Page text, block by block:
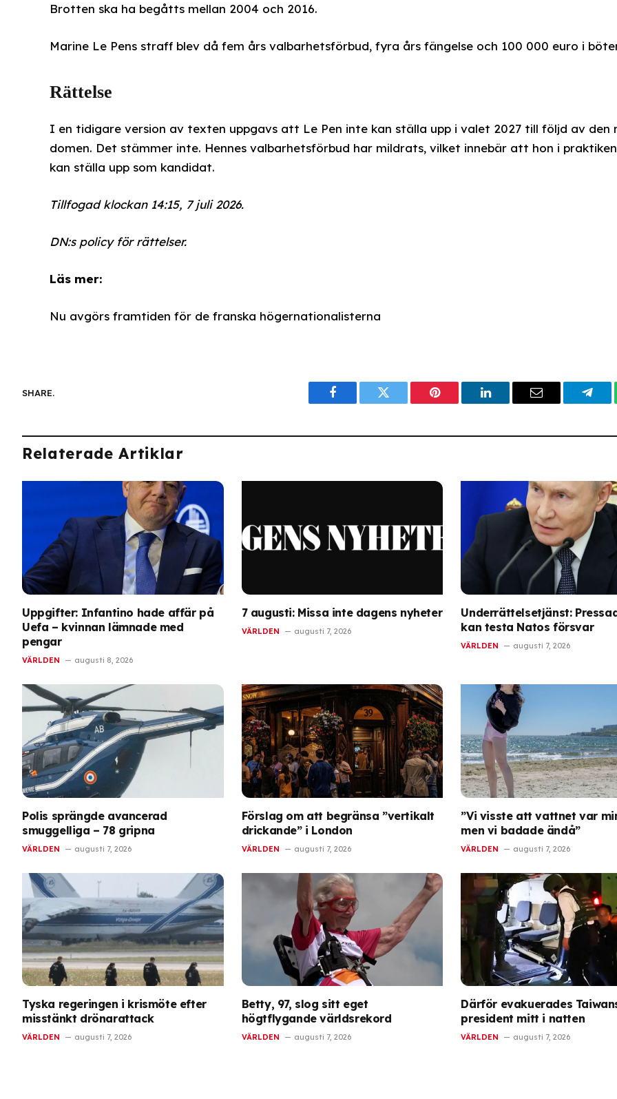
Brotten ska ha begåtts mellan 2004 och 2016.
Marine Le Pens straff blev då fem års valbarhetsförbud, fyra års fängelse och 100 000 euro i
Rättelse
I en tidigare version av texten uppgavs att Le Pen inte kan ställa upp i valet 2027 till följd av den
domen. Det stämmer inte. Hennes valbarhetsförbud har mildrats, vilket innebär att hon i praktiken
kan ställa upp som kandidat.
Tillfogad klockan 14:15, 7 juli 2026.
DN:s policy för rättelser.
Läs mer:
Nu avgörs framtiden för de franska högernationalisterna
SHARE.
FacebookTwitter PinterestLinkedInEmail
Relaterade Artiklar
Uppgifter: Infantino hade affär på
Uefa – kvinnan lämnade med
pengar
VÄRLDEN augusti 8, 2026
7 augusti: Missa inte dagens nyheter
VÄRLDEN augusti 7, 2026
Underrättelsetjänst:
kan testa Natos försvar
VÄRLDEN augusti 7, 2026
Polis sprängde avancerad
smuggelliga – 78 gripna
VÄRLDEN augusti 7, 2026
Förslag om att begränsa ”vertikalt
drickande” i London
VÄRLDEN augusti 7, 2026
”Vi visste att vattnet var
men vi badade ändå”
VÄRLDEN augusti 7, 2026
Tyska regeringen i krismöte efter
misstänkt drönarattack
VÄRLDEN augusti 7, 2026
Betty, 97, slog sitt eget
högtflygande världsrekord
VÄRLDEN augusti 7, 2026
Därför evakuerades
president mitt i natten
VÄRLDEN augusti 7, 2026